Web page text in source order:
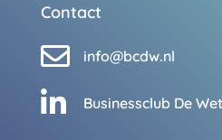
Contact
 info@bcdw.nl
 Businessclub De